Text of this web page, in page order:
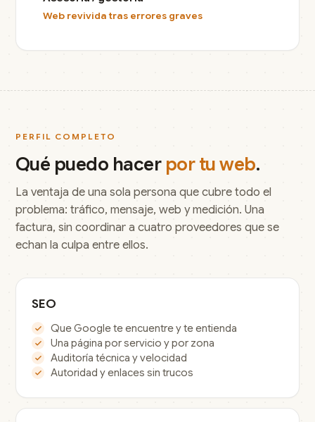
Web revivida tras errores graves
PERFIL COMPLETO
Qué puedo hacer por tu web.
La ventaja de una sola persona que cubre todo el
problema: tráfico, mensaje, web y medición. Una
factura, sin coordinar a cuatro proveedores que se
echan la culpa entre ellos.
SEO
Que Google te encuentre y te entienda
Una página por servicio y por zona
Auditoría técnica y velocidad
Autoridad y enlaces sin trucos